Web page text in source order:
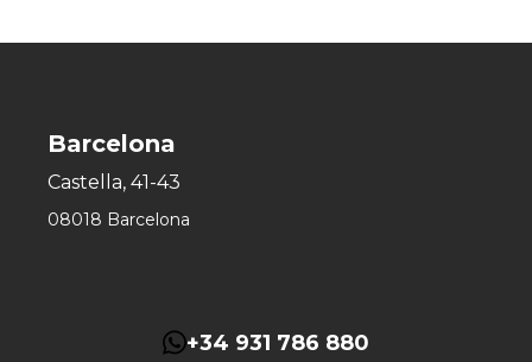
Barcelona
Castella, 41-43
08018 Barcelona
+34 931 786 880